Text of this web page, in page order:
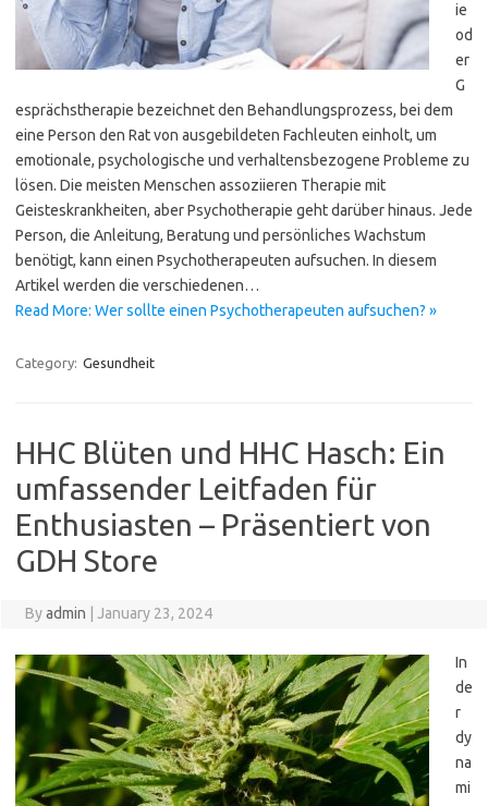
ie
od
er
G
esprächstherapie bezeichnet den Behandlungsprozess, bei dem
eine Person den Rat von ausgebildeten Fachleuten einholt, um
emotionale, psychologische und verhaltensbezogene Probleme zu
lösen. Die meisten Menschen assoziieren Therapie mit
Geisteskrankheiten, aber Psychotherapie geht darüber hinaus. Jede
Person, die Anleitung, Beratung und persönliches Wachstum
benötigt, kann einen Psychotherapeuten aufsuchen. In diesem
Artikel werden die verschiedenen…
Read More: Wer sollte einen Psychotherapeuten aufsuchen? »
Category: Gesundheit
HHC Blüten und HHC Hasch: Ein
umfassender Leitfaden für
Enthusiasten – Präsentiert von
GDH Store
Byadmin January 23, 2024
In
de
r
dy
na
mi